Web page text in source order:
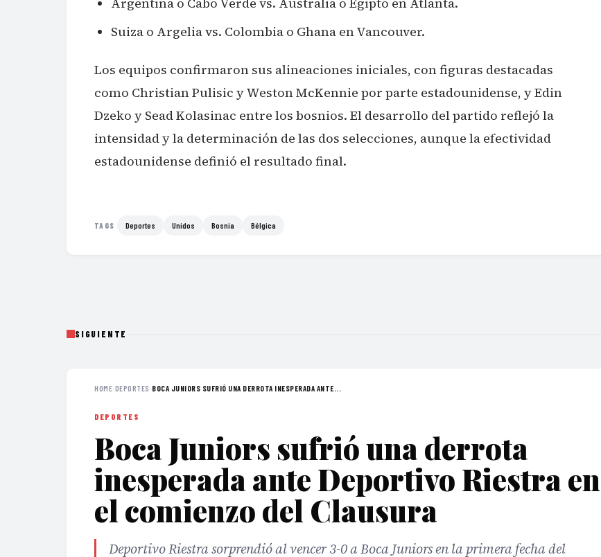
Suiza o Argelia vs. Colombia o Ghana en Vancouver.
Los equipos confirmaron sus alineaciones iniciales, con figuras destacadas
como Christian Pulisic y Weston McKennie por parte estadounidense, y Edin
Dzeko y Sead Kolasinac entre los bosnios. El desarrollo del partido reflejó la
intensidad y la determinación de las dos selecciones, aunque la efectividad
estadounidense definió el resultado final.
TAGS Deportes Unidos Bosnia Bélgica
SIGUIENTE
HOME›DEPORTES ›BOCA JUNIORS SUFRIÓ UNA DERROTA INESPERADA ANTE...
DEPORTES
Boca Juniors sufrió una derrota
inesperada ante Deportivo Riestra en
el comienzo del Clausura
Deportivo Riestra sorprendió al vencer 3-0 a Boca Juniors en la primera fecha del